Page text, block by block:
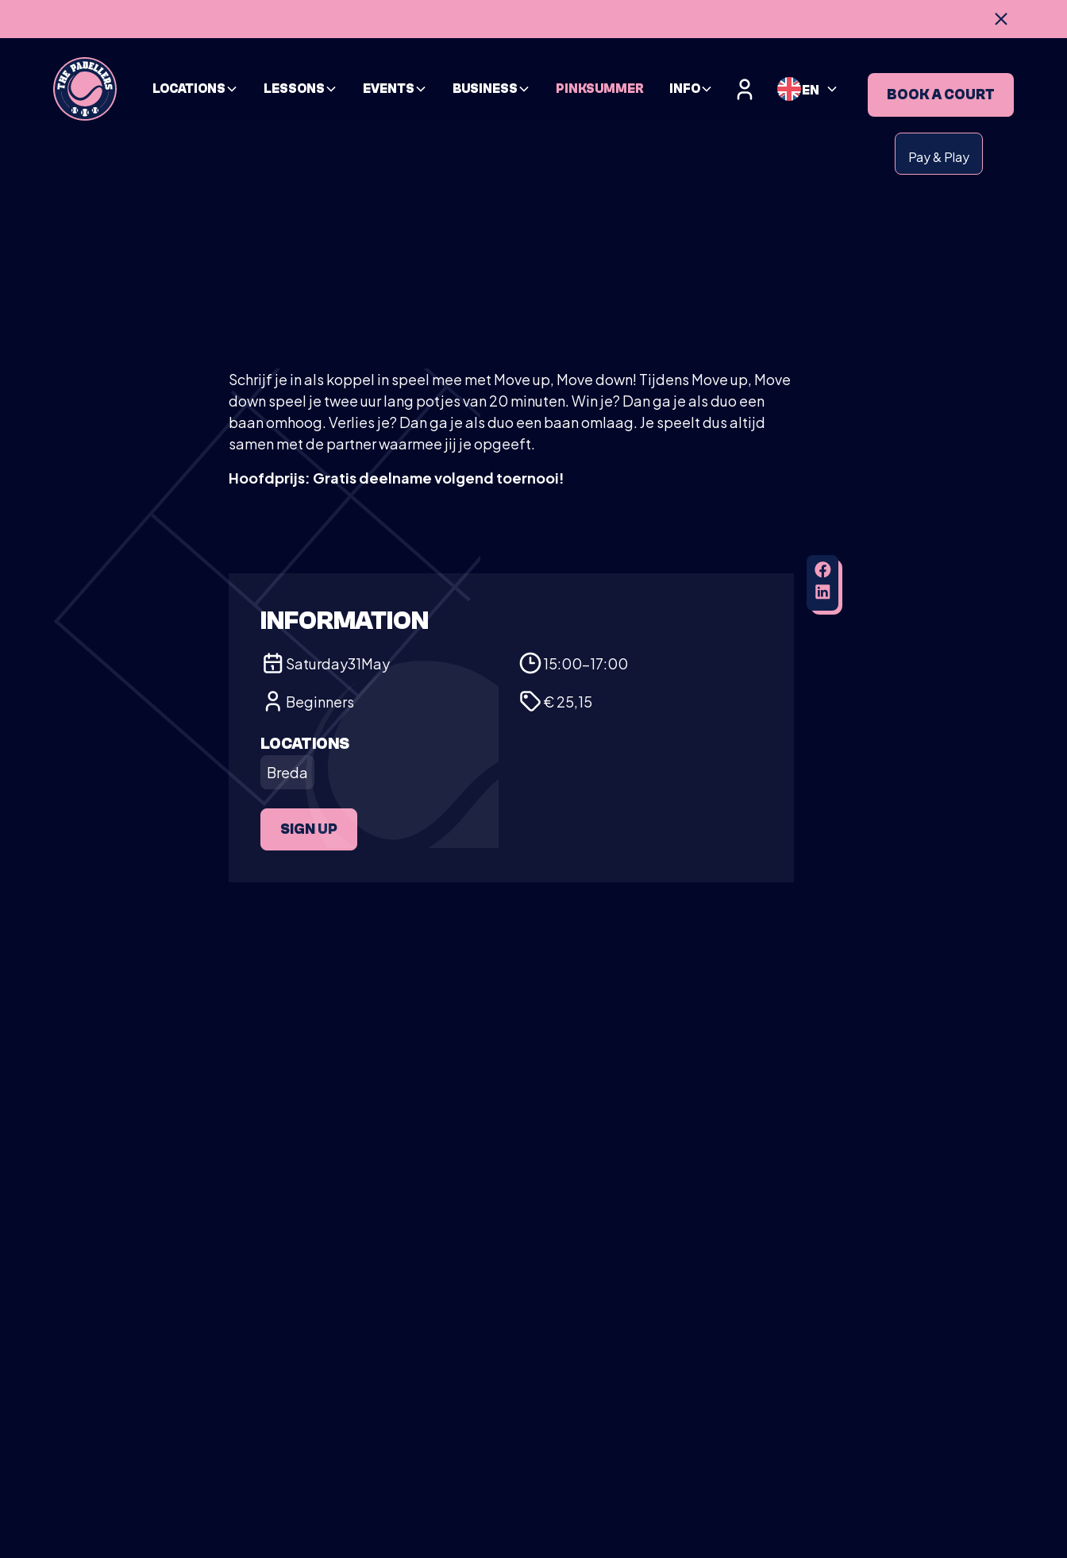
LOCATIONS LESSONS EVENTS BUSINESS PINKSUMMER INFO EN BOOK A COURT
Pay & Play
Schrijf je in als koppel in speel mee met Move up, Move down! Tijdens Move up, Move
down speel je twee uur lang potjes van 20 minuten. Win je? Dan ga je als duo een
baan omhoog. Verlies je? Dan ga je als duo een baan omlaag. Je speelt dus altijd
samen met de partner waarmee jij je opgeeft.
Hoofdprijs: Gratis deelname volgend toernooi!
INFORMATION
Saturday31May 15:00-17:00
Beginners € 25,15
LOCATIONS
Breda
SIGN UP